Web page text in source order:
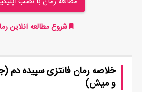
شروع مطالعه آنلاین
خلاصه رمان فانتزی سپیده دم
و میش)